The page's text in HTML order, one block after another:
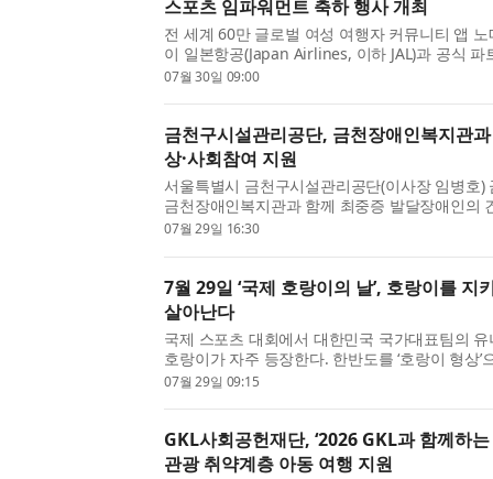
스포츠 임파워먼트 축하 행사 개최
전 세계 60만 글로벌 여성 여행자 커뮤니티 앱
이 일본항공(Japan Airlines, 이하 JAL)과 공식 파
스포츠의 활기찬 정신을 기념하는 특별 협업 프
07월 30일 09:00
금천구시설관리공단, 금천장애인복지관
상·사회참여 지원
서울특별시 금천구시설관리공단(이사장 임병호)
금천장애인복지관과 함께 최중증 발달장애인의
참여 확대를 위한 맞춤형 체육활동을 지원하고
07월 29일 16:30
7월 29일 ‘국제 호랑이의 날’, 호랑이를 지
살아난다
국제 스포츠 대회에서 대한민국 국가대표팀의
호랑이가 자주 등장한다. 한반도를 ‘호랑이 형상’
랑이는 우리 문화와 역사 속에서 오랫동안 친숙
07월 29일 09:15
GKL사회공헌재단, ‘2026 GKL과 함께하
관광 취약계층 아동 여행 지원